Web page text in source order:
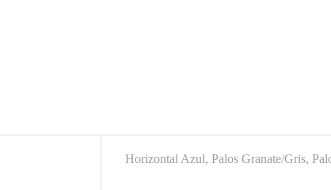
Horizontal Azul, Palos Granate/Gris,